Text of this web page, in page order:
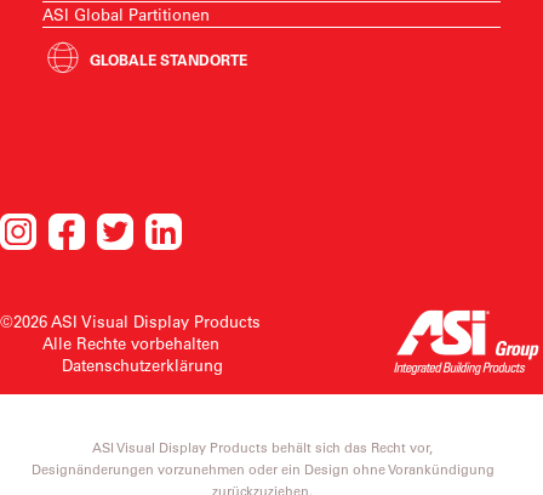
ASI Global Partitionen
GLOBALE STANDORTE
©2026 ASI Visual Display Products
Alle Rechte vorbehalten
Datenschutzerklärung
ASI Visual Display Products behält sich das Recht vor,
Designänderungen vorzunehmen oder ein Design ohne Vorankündigung
zurückzuziehen.